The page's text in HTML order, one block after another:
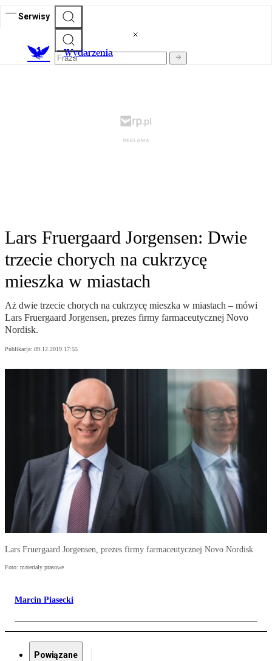
Serwisy
Wydarzenia
Lars Fruergaard Jorgensen: Dwie
trzecie chorych na cukrzycę
mieszka w miastach
Aż dwie trzecie chorych na cukrzycę mieszka w miastach – mówi
Lars Fruergaard Jorgensen, prezes firmy farmaceutycznej Novo
Nordisk.
Publikacja: 09.12.2019 17:55
Lars Fruergaard Jorgensen, prezes firmy farmaceutycznej Novo Nordisk
Foto: materiały prasowe
Marcin Piasecki
Powiązane